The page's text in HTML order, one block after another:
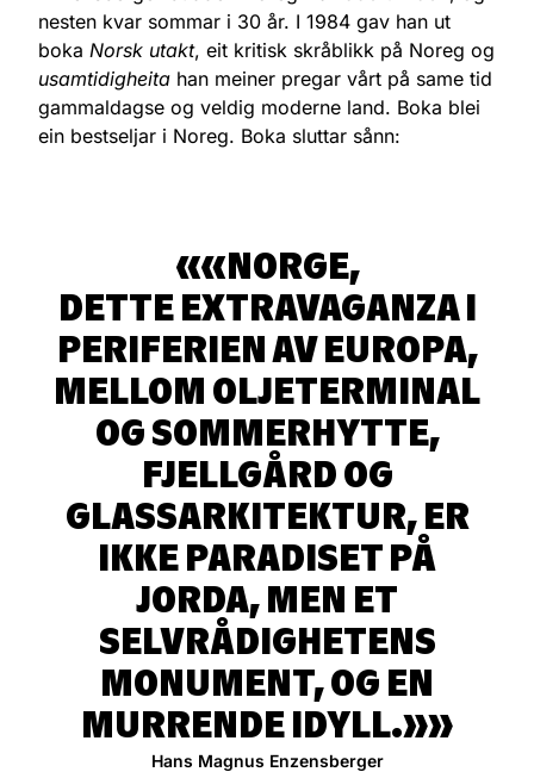
nesten kvar sommar i 30 år. I 1984 gav han ut
boka Norsk utakt, eit kritisk skråblikk på Noreg og
usamtidigheita han meiner pregar vårt på same tid
gammaldagse og veldig moderne land. Boka blei
ein bestseljar i Noreg. Boka sluttar sånn:
«NORGE,
DETTE EXTRAVAGANZA I
PERIFERIEN AV EUROPA,
MELLOM OLJETERMINAL
OG SOMMERHYTTE,
FJELLGÅRD OG
GLASSARKITEKTUR, ER
IKKE PARADISET PÅ
JORDA, MEN ET
SELVRÅDIGHETENS
MONUMENT, OG EN
MURRENDE IDYLL.»
Hans Magnus Enzensberger